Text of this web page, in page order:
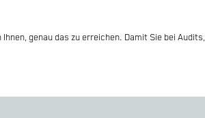
genau das zu erreichen. Damit Sie bei Audits,